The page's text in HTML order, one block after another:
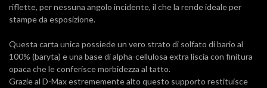
riflette, per nessuna angolo incidente, il che la rende ideale per
stampe da esposizione.
Questa carta unica possiede un vero strato di solfato di bario al
100% (baryta) e una base di alpha-cellulosa extra liscia con finitura
opaca che le conferisce morbidezza al tatto.
Grazie al D-Max estrememente alto questo supporto restituisce